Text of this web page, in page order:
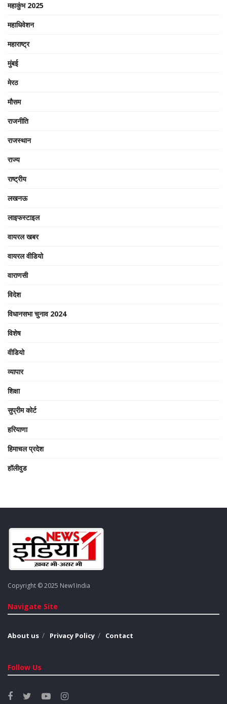
महाकुंभ 2025
महाधिवेशन
महाराष्ट्र
मुंबई
मेरठ
मौसम
राजनीति
राजस्थान
राज्य
राष्ट्रीय
लखनऊ
लाइफस्टाइल
वायरल खबर
वायरल वीडियो
वाराणसी
विदेश
विधानसभा चुनाव 2024
विशेष
वीडियो
व्यापार
शिक्षा
सुप्रीम कोर्ट
हरियाणा
हिमाचल प्रदेश
हॉलीवुड
Copyright © 2025 New1India
Navigate Site
About us Privacy Policy Contact
Follow Us